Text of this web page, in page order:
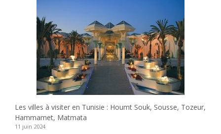
Les villes à visiter en Tunisie : Houmt Souk, Sousse, Tozeur,
Hammamet, Matmata
11 juin 2024